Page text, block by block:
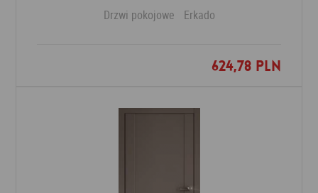
Drzwi pokojowe Erkado
624,78 PLN
Dodaj do ulubionych